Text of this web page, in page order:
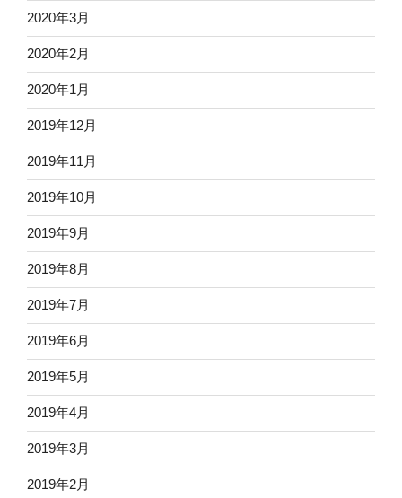
2020年3月
2020年2月
2020年1月
2019年12月
2019年11月
2019年10月
2019年9月
2019年8月
2019年7月
2019年6月
2019年5月
2019年4月
2019年3月
2019年2月